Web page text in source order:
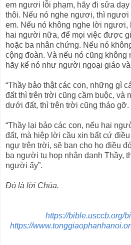
em ngươi lỗi phạm, hãy đi sửa
thôi. Nếu nó nghe ngươi, thì
em. Nếu nó không nghe lời ngươi,
hai người nữa, để mọi việc được
hoặc ba nhân chứng. Nếu nó
cộng đoàn. Và nếu nó cũng
hãy kể nó như người ngoại giáo
“Thầy bảo thật các con, những gì
đất thì trên trời cũng cầm buộc, và
dưới đất, thì trên trời cũng tháo gỡ.
“Thầy lại bảo các con, nếu hai
đất, mà hiệp lời cầu xin bất cứ
ngự trên trời, sẽ ban cho họ điều
ba người tụ họp nhân danh Thầy,
người ấy”.
Ðó là lời Chúa.
https://bible.usccb.org/
https://